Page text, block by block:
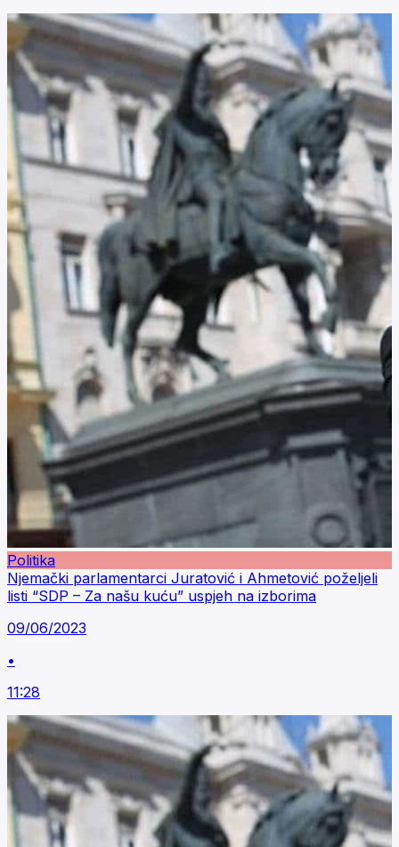
Politika
Njemački parlamentarci Juratović i Ahmetović poželjeli
listi “SDP – Za našu kuću” uspjeh na izborima
09/06/2023
•
11:28